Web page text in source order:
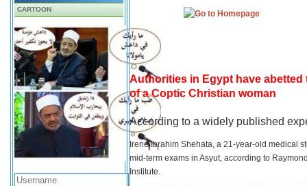
CARTOON
Authorities in Egypt have
of a Coptic Christian woman
According to a widely published
Irene Ibrahim Shehata, a 21-year-old medical
mid-term exams in Asyut, according to
Institute.